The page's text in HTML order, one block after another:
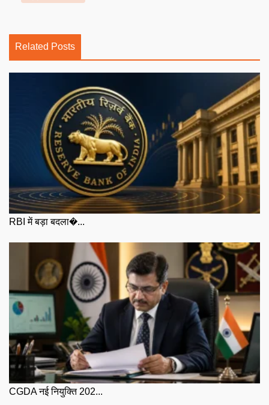
Related Posts
RBI में बड़ा बदला�...
CGDA नई नियुक्ति 202...